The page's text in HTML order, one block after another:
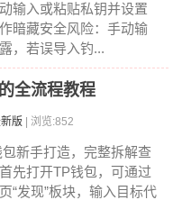
输入或粘贴私钥并设置
暗藏安全风险：手动输
，若误导入钓...
全流程教程
版 | 浏览:852
新手打造，完整拆解查
先打开TP钱包，可通过
“发现”板块，输入目标代